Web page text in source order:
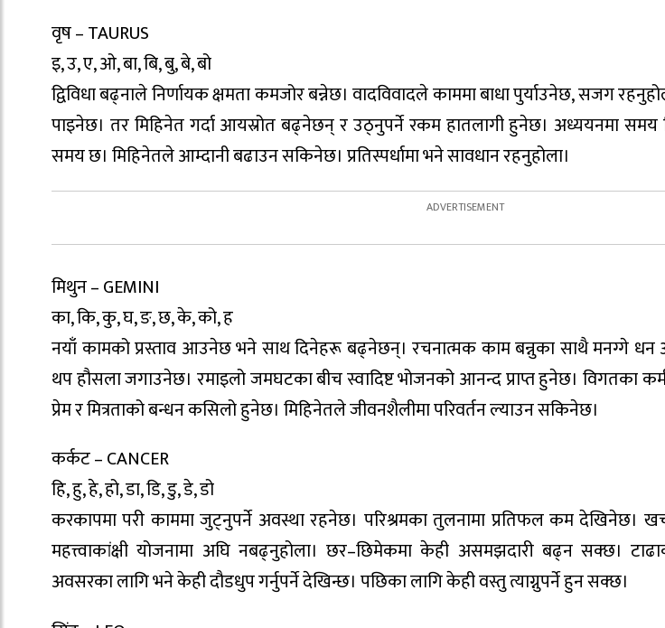
वृष – TAURUS
इ, उ, ए, ओ, बा, बि, बु, बे, बो
द्विविधा बढ्नाले निर्णायक क्षमता कमजोर बन्नेछ। वादविवादले काममा बाधा पुर्याउनेछ, सजग
पाइनेछ। तर मिहिनेत गर्दा आयस्रोत बढ्नेछन् र उठ्नुपर्ने रकम हातलागी हुनेछ। अध्ययनमा समय
समय छ। मिहिनेतले आम्दानी बढाउन सकिनेछ। प्रतिस्पर्धामा भने सावधान रहनुहोला।
मिथुन – GEMINI
का, कि, कु, घ, ङ, छ, के, को, ह
नयाँ कामको प्रस्ताव आउनेछ भने साथ दिनेहरू बढ्नेछन्। रचनात्मक काम बन्नुका साथै मनग्गे
थप हौसला जगाउनेछ। रमाइलो जमघटका बीच स्वादिष्ट भोजनको आनन्द प्राप्त हुनेछ। विगतका
प्रेम र मित्रताको बन्धन कसिलो हुनेछ। मिहिनेतले जीवनशैलीमा परिवर्तन ल्याउन सकिनेछ।
कर्कट – CANCER
हि, हु, हे, हो, डा, डि, डु, डे, डो
करकापमा परी काममा जुट्नुपर्ने अवस्था रहनेछ। परिश्रमका तुलनामा प्रतिफल कम देखिनेछ।
महत्त्वाकांक्षी योजनामा अघि नबढ्नुहोला। छर–छिमेकमा केही असमझदारी बढ्न सक्छ।
अवसरका लागि भने केही दौडधुप गर्नुपर्ने देखिन्छ। पछिका लागि केही वस्तु त्याग्नुपर्ने हुन सक्छ।